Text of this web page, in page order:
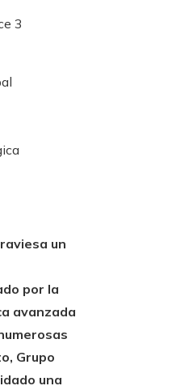
3
un
por la
avanzada
Grupo
una